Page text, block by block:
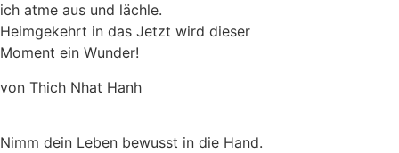
ich atme aus und lächle.
Heimgekehrt in das Jetzt wird dieser
Moment ein Wunder!
von Thich Nhat Hanh
Nimm dein Leben bewusst in die Hand.